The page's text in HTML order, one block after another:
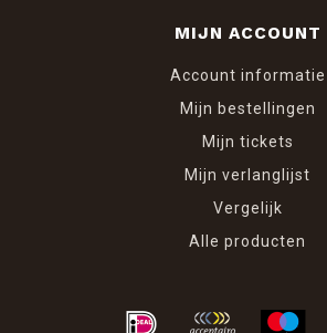
MIJN ACCOUNT
Account informatie
Mijn bestellingen
Mijn tickets
Mijn verlanglijst
Vergelijk
Alle producten